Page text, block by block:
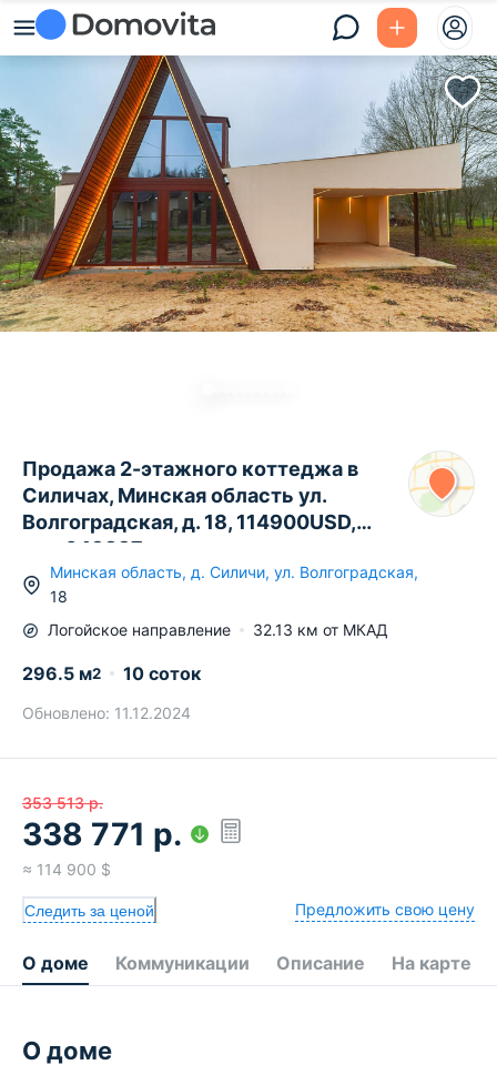
Продажа 2-этажного коттеджа в
Силичах, Минская область ул.
Волгоградская, д. 18, 114900USD,
код 643837
Минская область, д. Силичи, ул. Волгоградская,
18
Логойское направление 32.13 км от МКАД
296.5 м2 10 соток
Обновлено: 11.12.2024
353 513 р.
338 771 р.
≈ 114 900 $
Следить за ценой Предложить свою цену
О доме Коммуникации Описание На карте
О доме